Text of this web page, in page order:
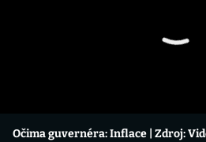
Očima guvernéra: Inflace | Zdroj: